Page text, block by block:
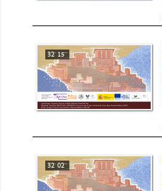
32' 15''
32' 02''